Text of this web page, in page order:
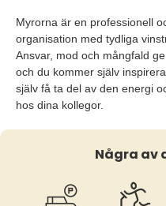
Myrorna är en professionell
organisation med tydliga
Ansvar, mod och mångfald
och du kommer själv
själv få ta del av den energi
hos dina kollegor.
Några av